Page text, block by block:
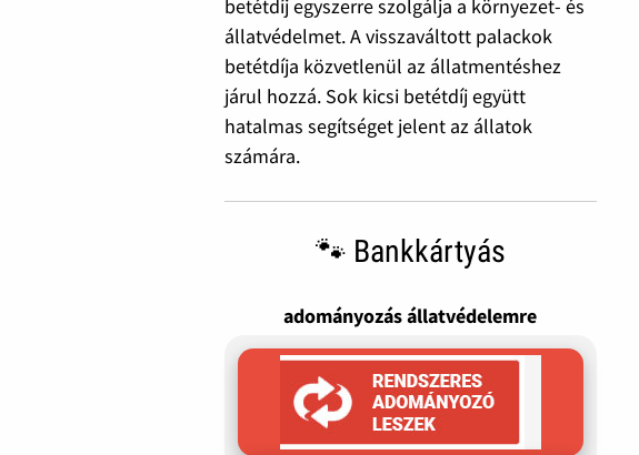
betétdíj egyszerre szolgálja a környezet- és
állatvédelmet. A visszaváltott palackok
betétdíja közvetlenül az állatmentéshez
járul hozzá. Sok kicsi betétdíj együtt
hatalmas segítséget jelent az állatok
számára.
🐾 Bankkártyás
adományozás állatvédelemre